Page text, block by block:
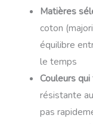
Matières
coton
équilibre
le temps
Couleurs
résistante
pas